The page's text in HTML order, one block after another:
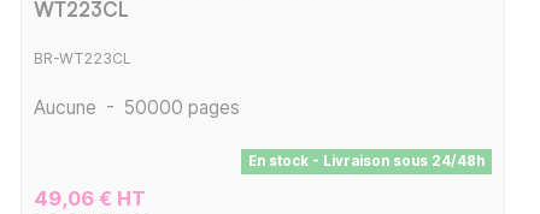
WT223CL
BR-WT223CL
Aucune - 50000 pages
En stock - Livraison sous 24/48h
49,06 € HT